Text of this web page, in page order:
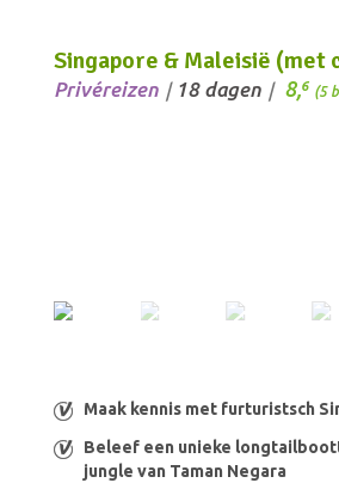
Singapore & Maleisië (met
Privéreizen / 18 dagen / 8, 6 (5
Maak kennis met furturistsch
Beleef een unieke
jungle van Taman Negara